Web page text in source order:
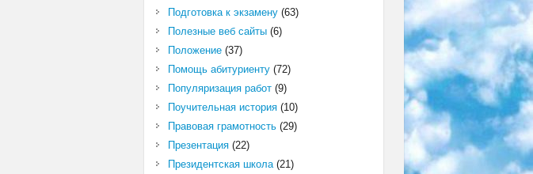
Подготовка к экзамену(63)
Полезные веб сайты(6)
Положение(37)
Помощь абитуриенту(72)
Популяризация работ(9)
Поучительная история(10)
Правовая грамотность(29)
Презентация(22)
Президентская школа(21)